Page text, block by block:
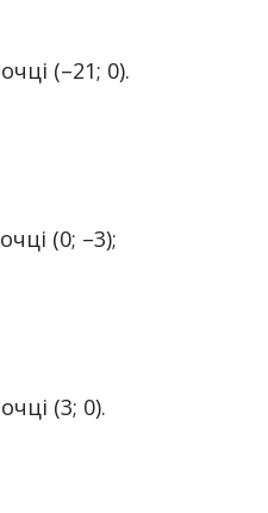
(–21; 0).
(0; –3);
(3; 0).